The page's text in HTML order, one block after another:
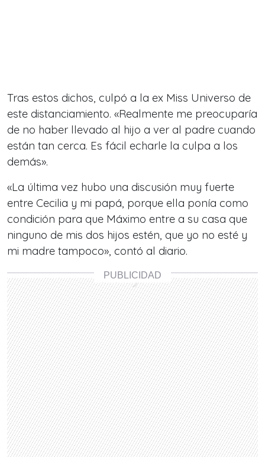
Tras estos dichos, culpó a la ex Miss Universo de
este distanciamiento. «Realmente me preocuparía
de no haber llevado al hijo a ver al padre cuando
están tan cerca. Es fácil echarle la culpa a los
demás».
«La última vez hubo una discusión muy fuerte
entre Cecilia y mi papá, porque ella ponía como
condición para que Máximo entre a su casa que
ninguno de mis dos hijos estén, que yo no esté y
mi madre tampoco», contó al diario.